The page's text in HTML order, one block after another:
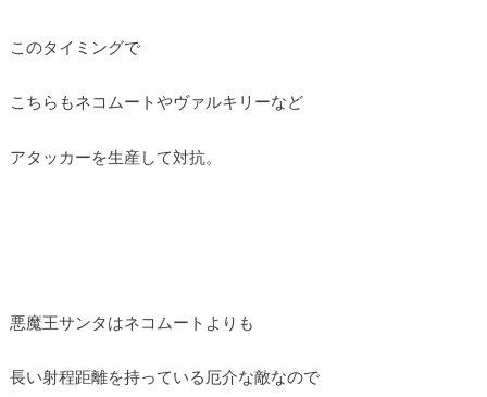
このタイミングで
こちらもネコムートやヴァルキリーなど
アタッカーを生産して対抗。
悪魔王サンタはネコムートよりも
長い射程距離を持っている厄介な敵なので